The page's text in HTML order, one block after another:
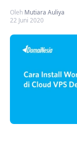
Oleh Mutiara Auliya
22 Juni 2020